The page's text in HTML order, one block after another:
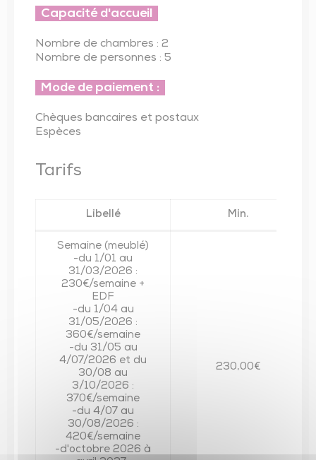
Capacité d'accueil
Nombre de chambres : 2
Nombre de personnes : 5
Mode de paiement :
Chèques bancaires et postaux
Espèces
Tarifs
Libellé Min.
Semaine (meublé)
-du 1/01 au
31/03/2026 :
230€/semaine +
EDF
-du 1/04 au
31/05/2026 :
360€/semaine
-du 31/05 au
4/07/2026 et du
30/08 au
3/10/2026 :
370€/semaine
-du 4/07 au
30/08/2026 :
420€/semaine
-d'octobre 2026 à
230,00€